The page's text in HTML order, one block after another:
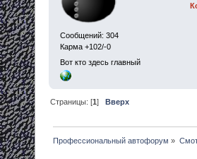
Сообщений: 304
Карма +102/-0
Вот кто здесь главный
Страницы: [1]Вверх
Профессиональный автофорум »